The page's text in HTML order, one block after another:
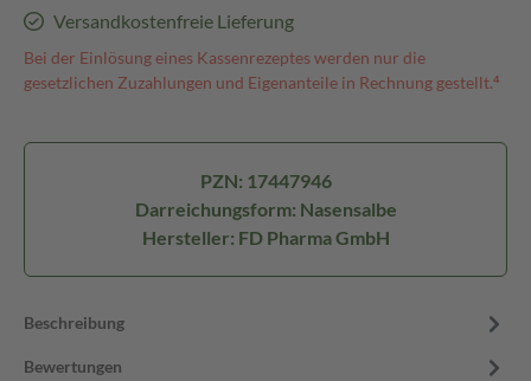
Versandkostenfreie Lieferung
Bei der Einlösung eines Kassenrezeptes werden nur die
gesetzlichen Zuzahlungen und Eigenanteile in Rechnung gestellt.⁴
PZN: 17447946
Darreichungsform: Nasensalbe
Hersteller: FD Pharma GmbH
Beschreibung
Bewertungen